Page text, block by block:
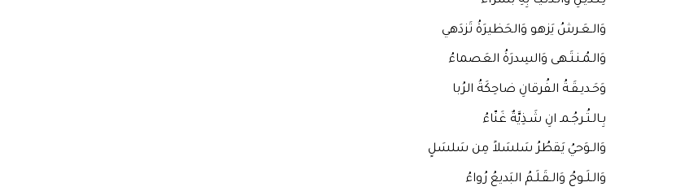
وَالـعَـرشُ يَزهو وَالحَظيرَةُ تَزدَهي
وَالـمُـنـتَـهى وَالسِدرَةُ العَصماءُ
وَحَـديـقَـةُ الفُرقانِ ضاحِكَةُ الرُبا
بِـالـتُـرجُـمـ انِ شَـذِيَّةٌ غَنّاءُ
وَالـوَحيُ يَقطُرُ سَلسَلاً مِن سَلسَلٍ
وَالـلَـوحُ وَالـقَـلَـمُ البَديعُ رُواءُ